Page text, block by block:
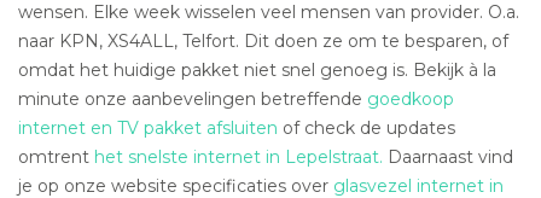
wensen. Elke week wisselen veel mensen van provider. O.a.
naar KPN, XS4ALL, Telfort. Dit doen ze om te besparen, of
omdat het huidige pakket niet snel genoeg is. Bekijk à la
minute onze aanbevelingen betreffende goedkoop
internet en TV pakket afsluiten of check de updates
omtrent het snelste internet in Lepelstraat. Daarnaast vind
je op onze website specificaties over glasvezel internet in